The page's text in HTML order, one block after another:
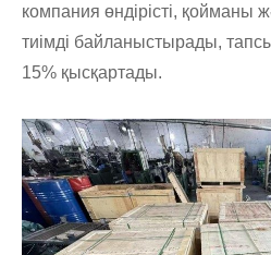
компания өндірісті, қойманы
тиімді байланыстырады,
15% қысқартады.